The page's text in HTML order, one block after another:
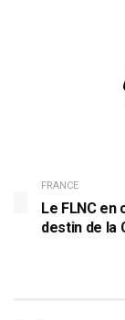
FRANCE
Le FLNC
destin de la